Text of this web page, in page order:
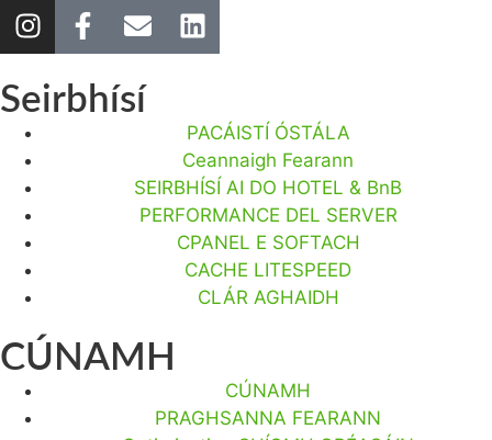
Seirbhísí
PACÁISTÍ ÓSTÁLA
Ceannaigh Fearann
SEIRBHÍSÍ AI DO HOTEL & BnB
PERFORMANCE DEL SERVER
CPANEL E SOFTACH
CACHE LITESPEED
CLÁR AGHAIDH
CÚNAMH
CÚNAMH
PRAGHSANNA FEARANN